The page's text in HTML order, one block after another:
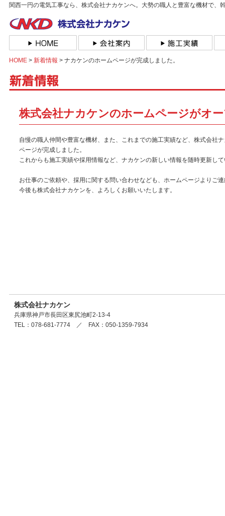
関西一円の電気工事なら、株式会社ナカケンへ。大勢の職人と豊富な機材で
HOME> 新着情報 > ナカケンのホームページが完成しました。
株式会社ナカケンのホームページがオ
自慢の職人仲間や豊富な機材、また、これまでの施工実績など、株式会社
ページが完成しました。
これからも施工実績や採用情報など、ナカケンの新しい情報を随時更新し
お仕事のご依頼や、採用に関する問い合わせなども、ホームページよりご
今後も株式会社ナカケンを、よろしくお願いいたします。
株式会社ナカケン
兵庫県神戸市長田区東尻池町2-13-4
TEL：078-681-7774 ／ FAX：050-1359-7934